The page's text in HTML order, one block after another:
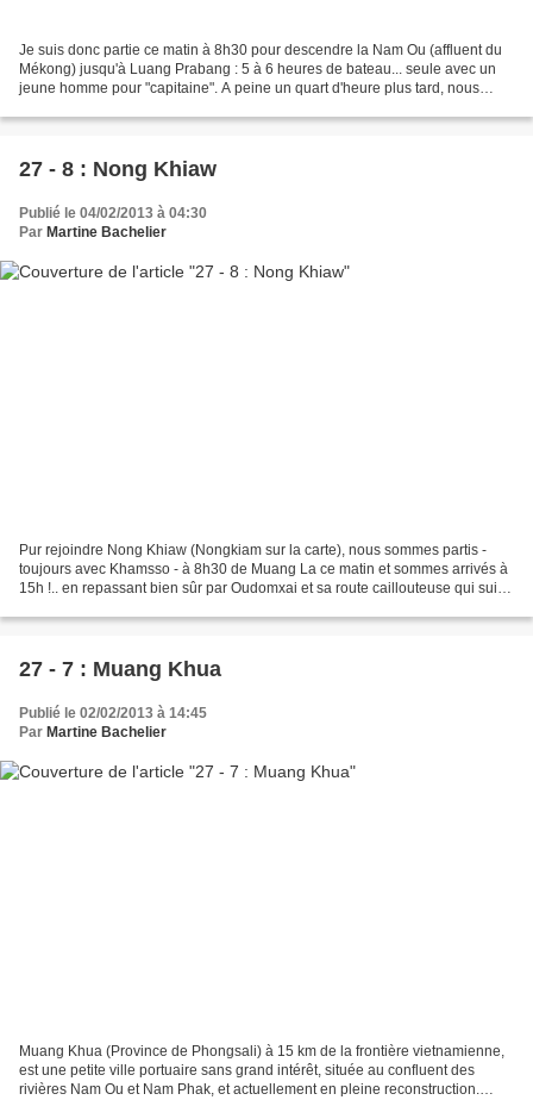
Je suis donc partie ce matin à 8h30 pour descendre la Nam Ou (affluent du
Mékong) jusqu'à Luang Prabang : 5 à 6 heures de bateau... seule avec un
jeune homme pour "capitaine". A peine un quart d'heure plus tard, nous
27 - 8 : Nong Khiaw
Publié le 04/02/2013 à 04:30
Par Martine Bachelier
Pur rejoindre Nong Khiaw (Nongkiam sur la carte), nous sommes partis -
toujours avec Khamsso - à 8h30 de Muang La ce matin et sommes arrivés à
15h !.. en repassant bien sûr par Oudomxai et sa route caillouteuse qui suit
27 - 7 : Muang Khua
Publié le 02/02/2013 à 14:45
Par Martine Bachelier
Muang Khua (Province de Phongsali) à 15 km de la frontière vietnamienne,
est une petite ville portuaire sans grand intérêt, située au confluent des
rivières Nam Ou et Nam Phak, et actuellement en pleine reconstruction.